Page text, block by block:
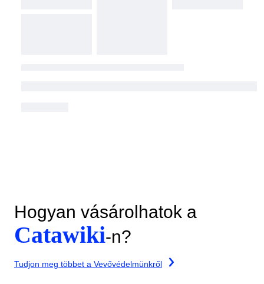
Hogyan vásárolhatok a
Catawiki-n?
Tudjon meg többet a Vevővédelmünkről